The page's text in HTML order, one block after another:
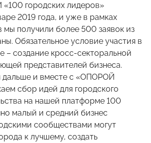
городских лидеров»
2019 года, и уже в рамках
мы получили более 500 заявок из
Обязательное условие участия в
– создание кросс-секторальной
представителей бизнеса.
дальше и вместе с «ОПОРОЙ
сбор идей для городского
на нашей платформе 100
малый и средний бизнес
сообществами могут
к лучшему, создать